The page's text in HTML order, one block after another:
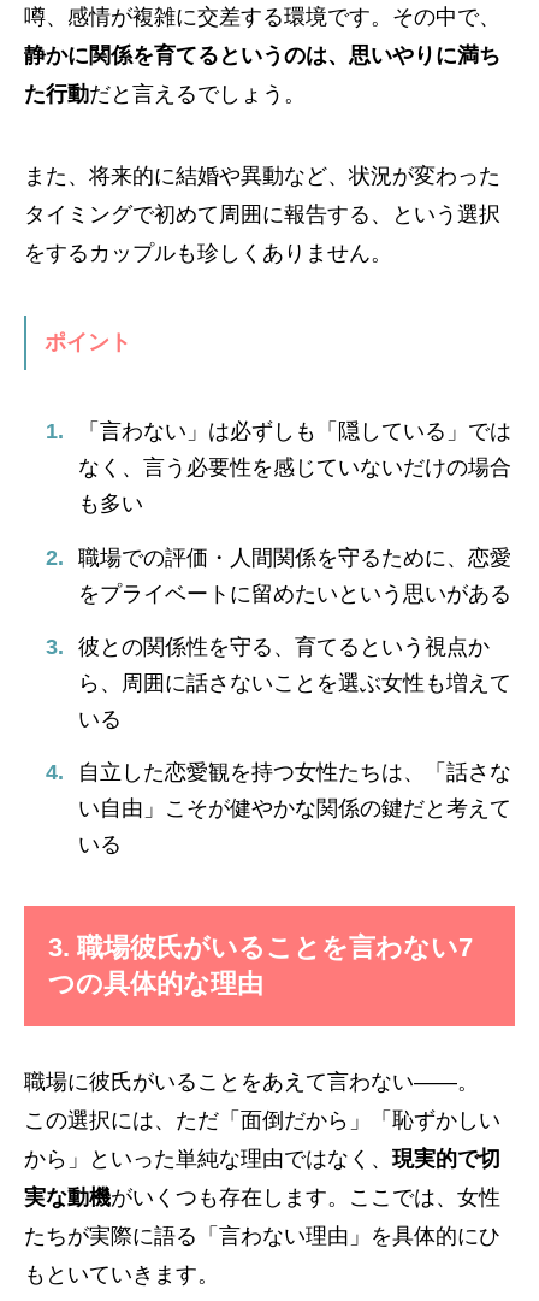
噂、感情が複雑に交差する環境です。その中で、
静かに関係を育てるというのは、思いやりに満ち
た行動だと言えるでしょう。
また、将来的に結婚や異動など、状況が変わった
タイミングで初めて周囲に報告する、という選択
をするカップルも珍しくありません。
ポイント
「言わない」は必ずしも「隠している」では
なく、言う必要性を感じていないだけの場合
も多い
職場での評価・人間関係を守るために、恋愛
をプライベートに留めたいという思いがある
彼との関係性を守る、育てるという視点か
ら、周囲に話さないことを選ぶ女性も増えて
いる
自立した恋愛観を持つ女性たちは、「話さな
い自由」こそが健やかな関係の鍵だと考えて
いる
3. 職場彼氏がいることを言わない7
つの具体的な理由
職場に彼氏がいることをあえて言わない――。
この選択には、ただ「面倒だから」「恥ずかしい
から」といった単純な理由ではなく、 現実的で切
実な動機がいくつも存在します。ここでは、女性
たちが実際に語る「言わない理由」を具体的にひ
もといていきます。